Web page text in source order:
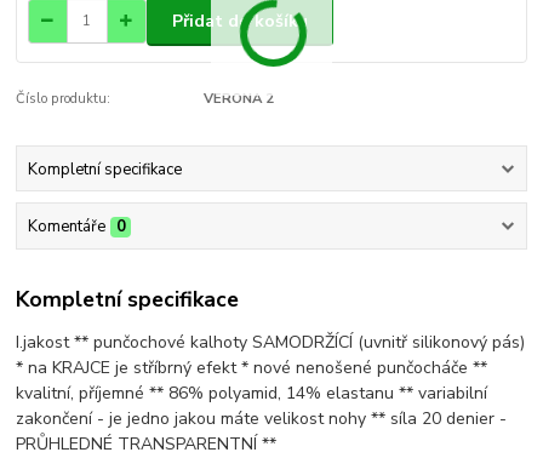
Přidat do košíku
Číslo produktu: VERONA 2
Kompletní specifikace
Komentáře 0
Kompletní specifikace
I.jakost ** punčochové kalhoty SAMODRŽÍCÍ (uvnitř silikonový pás)
* na KRAJCE je stříbrný efekt * nové nenošené punčocháče **
kvalitní, příjemné ** 86% polyamid, 14% elastanu ** variabilní
zakončení - je jedno jakou máte velikost nohy ** síla 20 denier -
PRŮHLEDNÉ TRANSPARENTNÍ **